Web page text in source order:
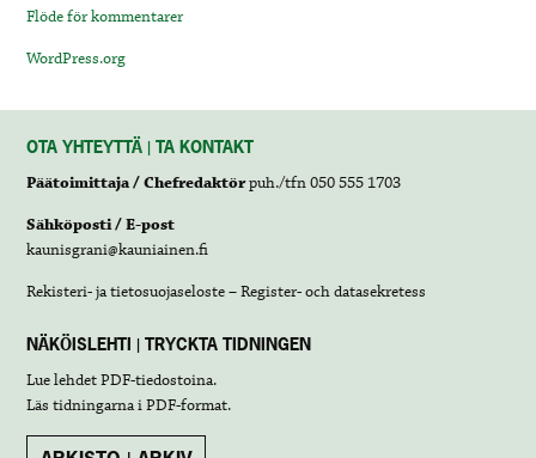
Flöde för kommentarer
WordPress.org
OTA YHTEYTTÄ | TA KONTAKT
Päätoimittaja / Chefredaktörpuh./tfn 050 555 1703
Sähköposti / E-post
kaunisgrani@kauniainen.fi
Rekisteri- ja tietosuojaseloste – Register- och datasekretess
NÄKÖISLEHTI | TRYCKTA TIDNINGEN
Lue lehdetPDF-tiedostoina.
Läs tidningarna iPDF-format.